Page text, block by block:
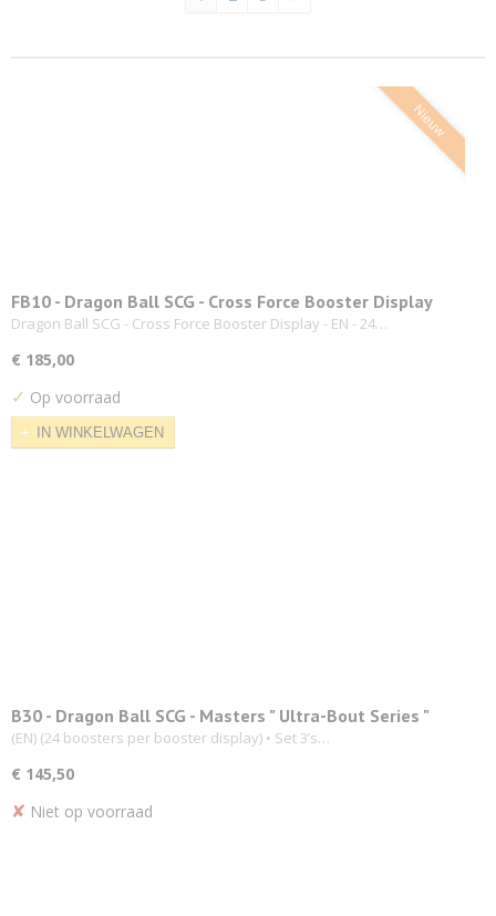
Nieuw
FB10 - Dragon Ball SCG - Cross Force Booster Display
Dragon Ball SCG - Cross Force Booster Display - EN - 24…
€ 185,00
✓ Op voorraad
IN WINKELWAGEN
B30 - Dragon Ball SCG - Masters " Ultra-Bout Series "
Booster Display
(EN) (24 boosters per booster display) • Set 3’s…
€ 145,50
✘ Niet op voorraad